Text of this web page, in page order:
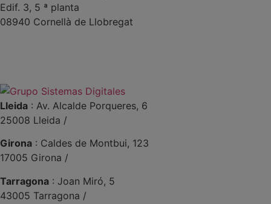
Edif. 3, 5 ª planta
08940 Cornellà de Llobregat
Lleida : Av. Alcalde Porqueres, 6
25008 Lleida /
Girona : Caldes de Montbui, 123
17005 Girona /
Tarragona : Joan Miró, 5
43005 Tarragona /